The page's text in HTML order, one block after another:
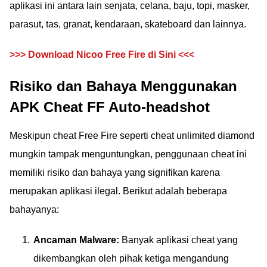
aplikasi ini antara lain senjata, celana, baju, topi, masker,
parasut, tas, granat, kendaraan, skateboard dan lainnya.
>>> Download Nicoo Free Fire di Sini <<<
Risiko dan Bahaya Menggunakan
APK Cheat FF Auto-headshot
Meskipun cheat Free Fire seperti cheat unlimited diamond
mungkin tampak menguntungkan, penggunaan cheat ini
memiliki risiko dan bahaya yang signifikan karena
merupakan aplikasi ilegal. Berikut adalah beberapa
bahayanya:
Ancaman Malware: Banyak aplikasi cheat yang
dikembangkan oleh pihak ketiga mengandung